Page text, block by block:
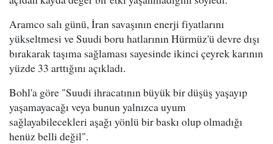
Aramco salı günü, İran savaşının enerji fiyatlarını
yükseltmesi ve Suudi boru hatlarının Hürmüz'ü devre dışı
bırakarak taşıma sağlaması sayesinde ikinci çeyrek karının
yüzde 33 arttığını açıkladı.
Bohl'a göre "Suudi ihracatının büyük bir düşüş yaşayıp
yaşamayacağı veya bunun yalnızca uyum
sağlayabilecekleri aşağı yönlü bir baskı olup olmadığı
henüz belli değil".